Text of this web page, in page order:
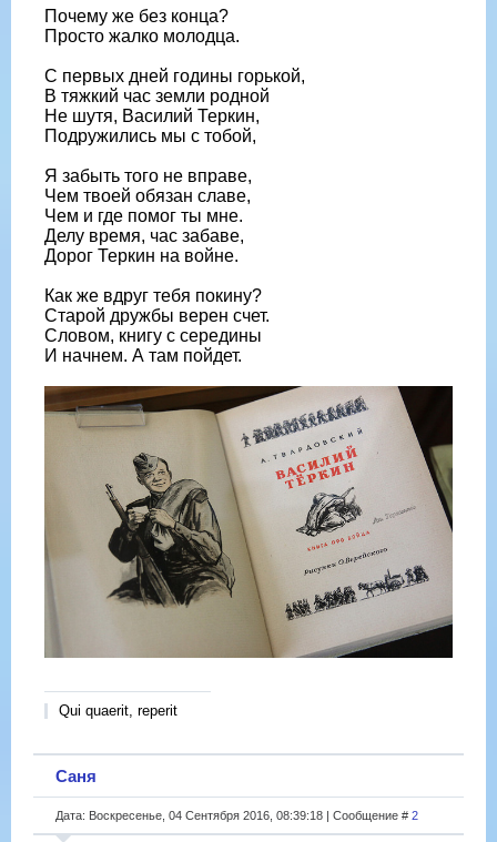
Почему же без конца?
Просто жалко молодца.
С первых дней годины горькой,
В тяжкий час земли родной
Не шутя, Василий Теркин,
Подружились мы с тобой,
Я забыть того не вправе,
Чем твоей обязан славе,
Чем и где помог ты мне.
Делу время, час забаве,
Дорог Теркин на войне.
Как же вдруг тебя покину?
Старой дружбы верен счет.
Словом, книгу с середины
И начнем. А там пойдет.
Qui quaerit, reperit
Саня
Дата: Воскресенье, 04 Сентября 2016, 08:39:18 | Сообщение # 2